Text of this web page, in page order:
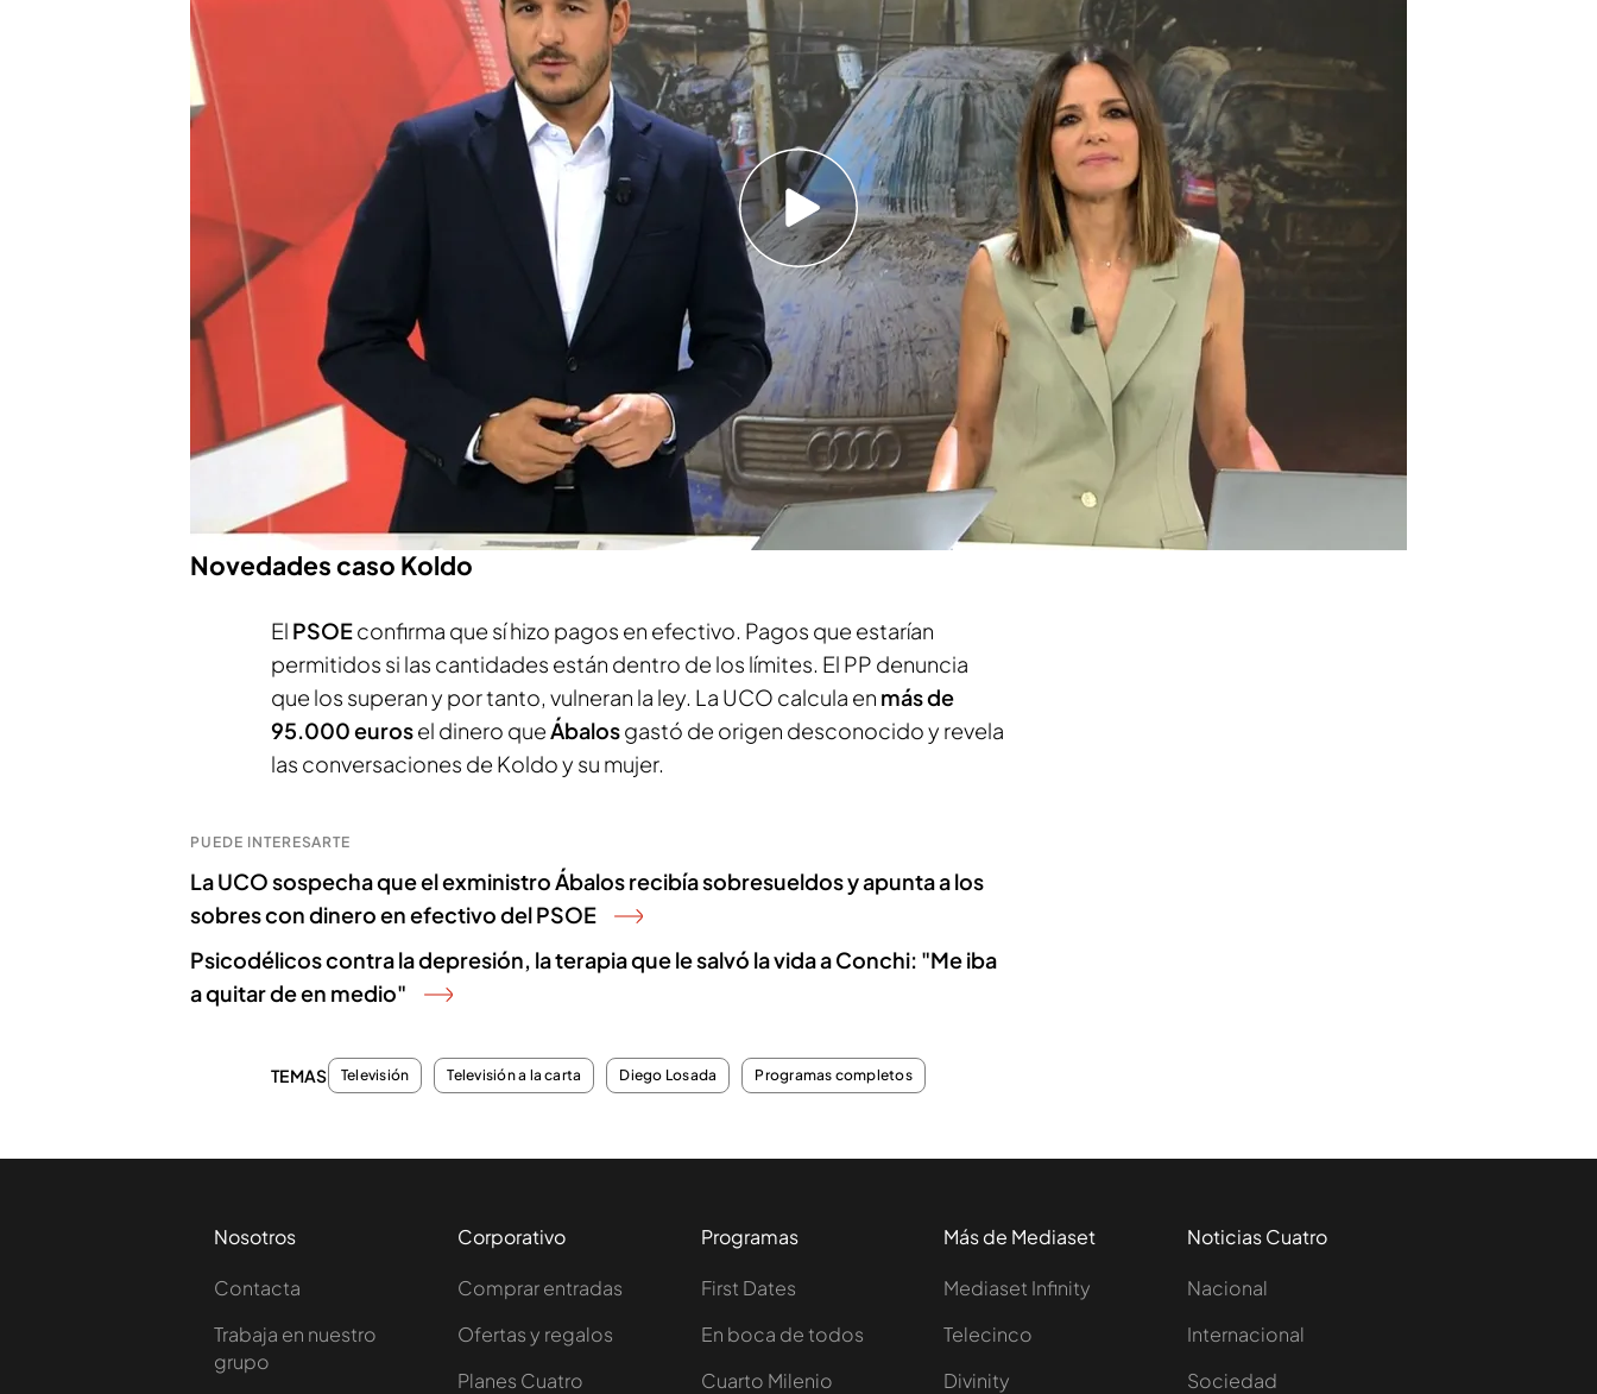
Nuevo ultimátum de Trump a Hamás para que acepte su plan sobre
En el nuevo informe de la UCO sobre el caso Koldo aparecen sobres
del Partido Socialista con dinero en metálico
Compartir
Nuevo ultimátum de Trump a Hamás
Nuevo ultimátum de Trump Hamás
para que acepte su plan sobre Gaza
hasta lamedianoche del domingoo se desatará, dice Trump, un infierno
como el que no se ha visto antes. Lo ha hecho con un largo mensaje en sus
redes en el que habla de Hamás como "una amenaza despiadada y
violenta". Asegura que debe llegar a un acuerdo "antes del domingo a las
18:00 horas de la tarde, hora de Washington.
Novedades caso Koldo
El PSOEconfirma que sí hizo pagos en efectivo. Pagos que estarían
permitidos si las cantidades están dentro de los límites. El PP denuncia
que los superan y por tanto, vulneran la ley. La UCO calcula en más de
95.000 eurosel dinero queÁbalosgastó de origen desconocido y revela
las conversaciones de Koldo y su mujer.
PUEDE INTERESARTE
La UCO sospecha que el exministro Ábalos recibía sobresueldos y apunta a los
sobres con dinero en efectivo del PSOE
Psicodélicos contra la depresión, la terapia que le salvó la vida a Conchi: "Me iba
a quitar de en medio"
TEMAS Televisión Televisión a la carta Diego Losada Programas completos
Nosotros
Contacta
Trabaja en nuestro
grupo
Corporativo
Comprar entradas
Ofertas y regalos
Planes Cuatro
Programas
First Dates
En boca de todos
Cuarto Milenio
Más de Mediaset
Mediaset Infinity
Telecinco
Divinity
Noticias Cuatro
Nacional
Internacional
Sociedad